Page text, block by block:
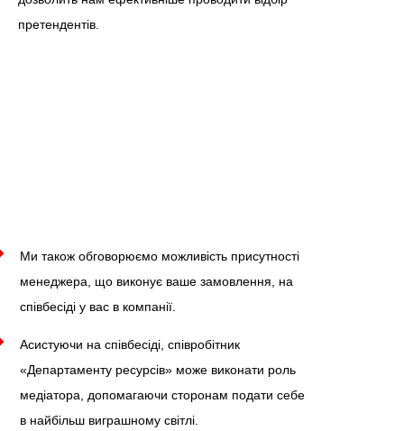
претендентів.
Ми також обговорюємо можливість присутності
менеджера, що виконує ваше замовлення, на
співбесіді у вас в компанії.
Асистуючи на співбесіді, співробітник
«Департаменту ресурсів» може виконати роль
медіатора, допомагаючи сторонам подати себе
в найбільш виграшному світлі.